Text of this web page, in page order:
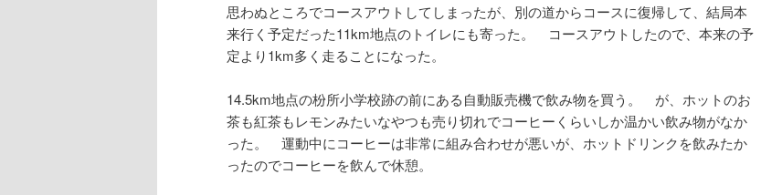
思わぬところでコースアウトしてしまったが、別の道からコースに復帰して、結局本
来行く予定だった11km地点のトイレにも寄った。 コースアウトしたので、本来の予
定より1km多く走ることになった。
14.5km地点の枌所小学校跡の前にある自動販売機で飲み物を買う。 が、ホットのお
茶も紅茶もレモンみたいなやつも売り切れでコーヒーくらいしか温かい飲み物がなか
った。 運動中にコーヒーは非常に組み合わせが悪いが、ホットドリンクを飲みたか
ったのでコーヒーを飲んで休憩。